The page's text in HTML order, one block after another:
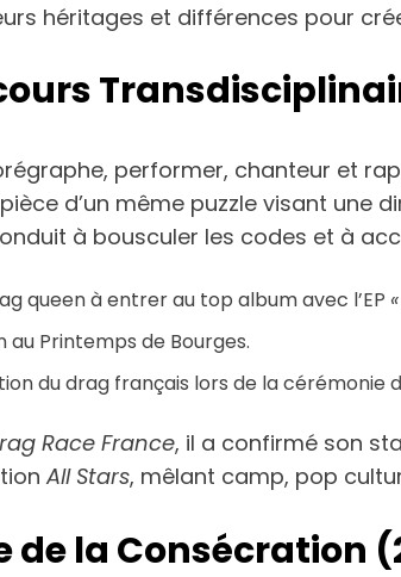
héritages et différences pour
performer, chanteur et
d’un même puzzle visant une
à bousculer les codes et à
queen à entrer au top album avec l’EP
au Printemps de Bourges.
du drag français lors de la cérémonie
Race France, il a confirmé son
All Stars, mêlant camp, pop
de la Consécration